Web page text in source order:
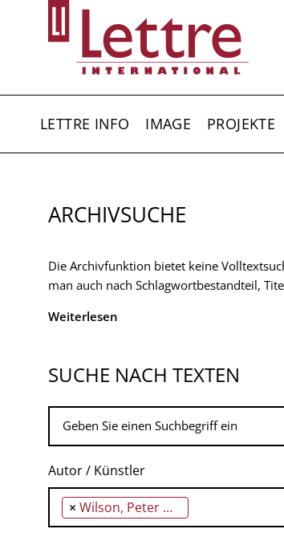
LETTRE INFO IMAGE PROJEKTE
ARCHIVSUCHE
Die Archivfunktion bietet keine
man auch nach Schlagwortbestandteil,
Weiterlesen
SUCHE NACH TEXTEN
Autor / Künstler
× Wilson, Peter Niklas